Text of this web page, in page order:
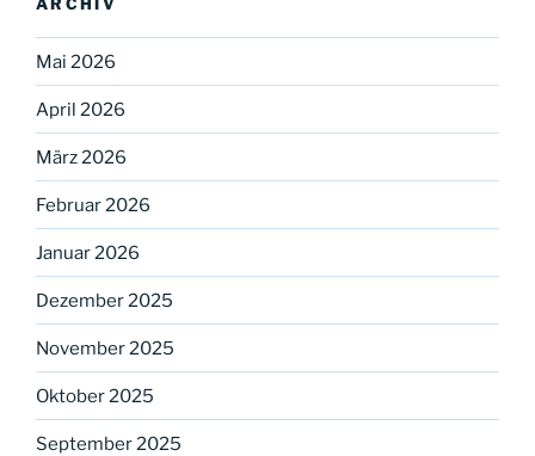
Mai 2026
April 2026
März 2026
Februar 2026
Januar 2026
Dezember 2025
November 2025
Oktober 2025
September 2025